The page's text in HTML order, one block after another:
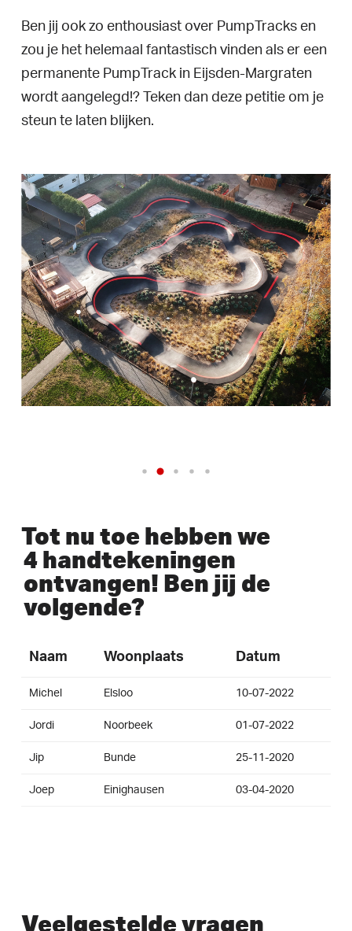
Ben jij ook zo enthousiast over PumpTracks en
zou je het helemaal fantastisch vinden als er een
permanente PumpTrack in Eijsden-Margraten
wordt aangelegd!? Teken dan deze petitie om je
steun te laten blijken.
Tot nu toe hebben we
4 handtekeningen
ontvangen! Ben jij de
volgende?
Naam Woonplaats Datum
Michel Elsloo 10-07-2022
Jordi Noorbeek 01-07-2022
Jip Bunde 25-11-2020
Joep Einighausen 03-04-2020
Veelgestelde vragen